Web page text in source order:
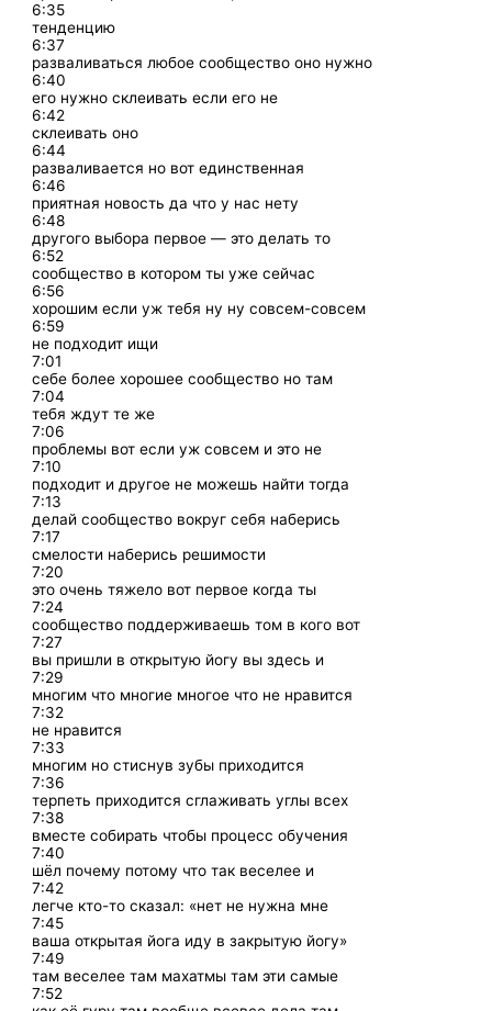
6:35
тенденцию
6:37
разваливаться любое сообщество оно нужно
6:40
его нужно склеивать если его не
6:42
склеивать оно
6:44
разваливается но вот единственная
6:46
приятная новость да что у нас нету
6:48
другого выбора первое — это делать то
6:52
сообщество в котором ты уже сейчас
6:56
хорошим если уж тебя ну ну совсем-совсем
6:59
не подходит ищи
7:01
себе более хорошее сообщество но там
7:04
тебя ждут те же
7:06
проблемы вот если уж совсем и это не
7:10
подходит и другое не можешь найти тогда
7:13
делай сообщество вокруг себя наберись
7:17
смелости наберись решимости
7:20
это очень тяжело вот первое когда ты
7:24
сообщество поддерживаешь том в кого вот
7:27
вы пришли в открытую йогу вы здесь и
7:29
многим что многие многое что не нравится
7:32
не нравится
7:33
многим но стиснув зубы приходится
7:36
терпеть приходится сглаживать углы всех
7:38
вместе собирать чтобы процесс обучения
7:40
шёл почему потому что так веселее и
7:42
легче кто-то сказал: «нет не нужна мне
7:45
ваша открытая йога иду в закрытую йогу»
7:49
там веселее там махатмы там эти самые
7:52